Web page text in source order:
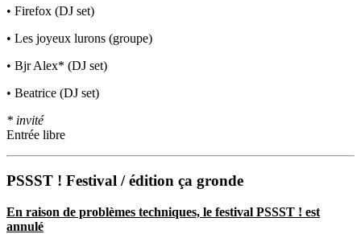
• Firefox (DJ set)
• Les joyeux lurons (groupe)
• Bjr Alex* (DJ set)
• Beatrice (DJ set)
* invité
Entrée libre
PSSST ! Festival / édition ça gronde
En raison de problèmes techniques, le festival PSSST ! est
annulé